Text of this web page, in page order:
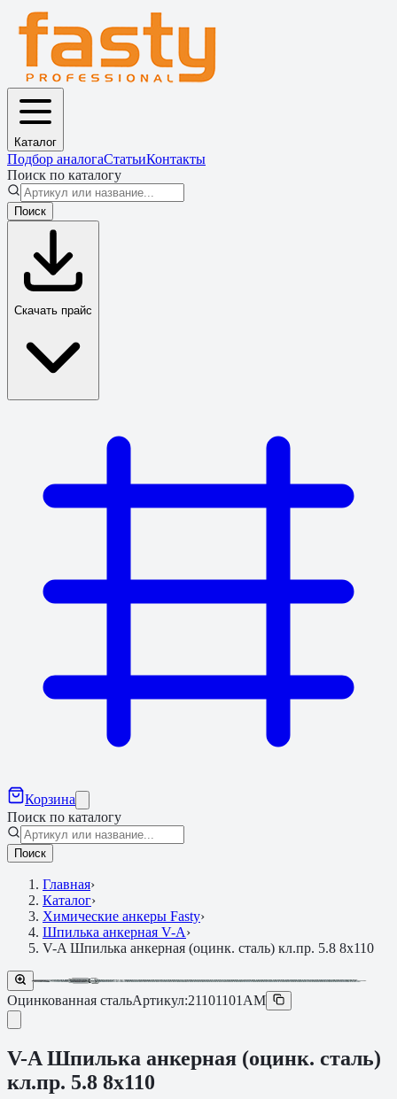
Каталог
Подбор аналогаСтатьиКонтакты
Поиск по каталогу
Поиск
Скачать прайс
Корзина
Поиск по каталогу
Поиск
Главная›
Каталог›
Химические анкеры Fasty›
Шпилька анкерная V-A›
V-A Шпилька анкерная (оцинк. сталь) кл.пр. 5.8 8x110
Оцинкованная стальАртикул:21101101AM
V-A Шпилька анкерная (оцинк. сталь)
кл.пр. 5.8 8x110